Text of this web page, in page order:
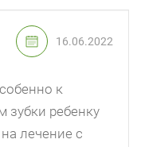
16.06.2022
к
зубки ребенку
лечение с